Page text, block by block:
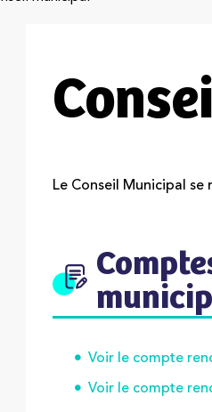
Le Conseil Municipal se
Voir le compte
Voir le compte